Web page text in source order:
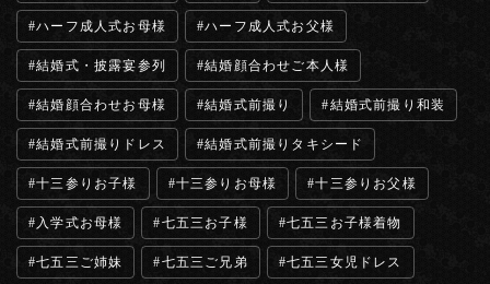
ハーフ成人式お母様 ハーフ成人式お父様
結婚式・披露宴参列 結婚顔合わせご本人様
結婚顔合わせお母様 結婚式前撮り 結婚式前撮り和装
結婚式前撮りドレス 結婚式前撮りタキシード
十三参りお子様 十三参りお母様 十三参りお父様
入学式お母様 七五三お子様 七五三お子様着物
七五三ご姉妹 七五三ご兄弟 七五三女児ドレス